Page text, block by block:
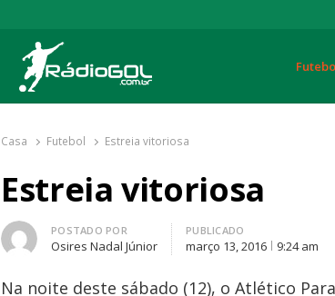
Rádio Gol
Há mais de 20 anos com as melhores coberturas
Casa Futebol Estreia vitoriosa
Estreia vitoriosa
Autor
POSTADO POR
Osires Nadal Júnior
PUBLICADO
março 13, 2016 9:24 am
Na noite deste sábado (12), o Atlético